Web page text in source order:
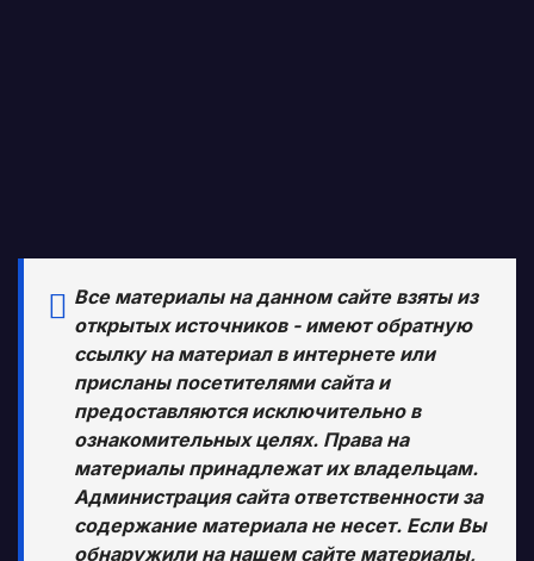
Все материалы на данном сайте взяты из
открытых источников - имеют обратную
ссылку на материал в интернете или
присланы посетителями сайта и
предоставляются исключительно в
ознакомительных целях. Права на
материалы принадлежат их владельцам.
Администрация сайта ответственности за
содержание материала не несет. Если Вы
обнаружили на нашем сайте материалы,